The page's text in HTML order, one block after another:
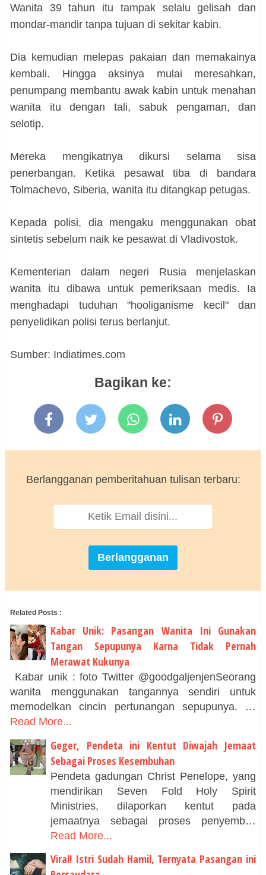
Wanita 39 tahun itu tampak selalu gelisah dan
mondar-mandir tanpa tujuan di sekitar kabin.
Dia kemudian melepas pakaian dan memakainya
kembali. Hingga aksinya mulai meresahkan,
penumpang membantu awak kabin untuk menahan
wanita itu dengan tali, sabuk pengaman, dan
selotip.
Mereka mengikatnya dikursi selama sisa
penerbangan. Ketika pesawat tiba di bandara
Tolmachevo, Siberia, wanita itu ditangkap petugas.
Kepada polisi, dia mengaku menggunakan obat
sintetis sebelum naik ke pesawat di Vladivostok.
Kementerian dalam negeri Rusia menjelaskan
wanita itu dibawa untuk pemeriksaan medis. Ia
menghadapi tuduhan "hooliganisme kecil" dan
penyelidikan polisi terus berlanjut.
Sumber: Indiatimes.com
Bagikan ke:
Berlangganan pemberitahuan tulisan terbaru:
Related Posts :
Kabar Unik: Pasangan Wanita Ini Gunakan
Tangan Sepupunya Karna Tidak Pernah
Merawat Kukunya
Kabar unik : foto Twitter @goodgaljenjenSeorang
wanita menggunakan tangannya sendiri untuk
memodelkan cincin pertunangan sepupunya. …
Read More...
Geger, Pendeta ini Kentut Diwajah Jemaat
Sebagai Proses Kesembuhan
Pendeta gadungan Christ Penelope, yang
mendirikan Seven Fold Holy Spirit
Ministries, dilaporkan kentut pada
jemaatnya sebagai proses penyemb…
Read More...
Viral! Istri Sudah Hamil, Ternyata Pasangan ini